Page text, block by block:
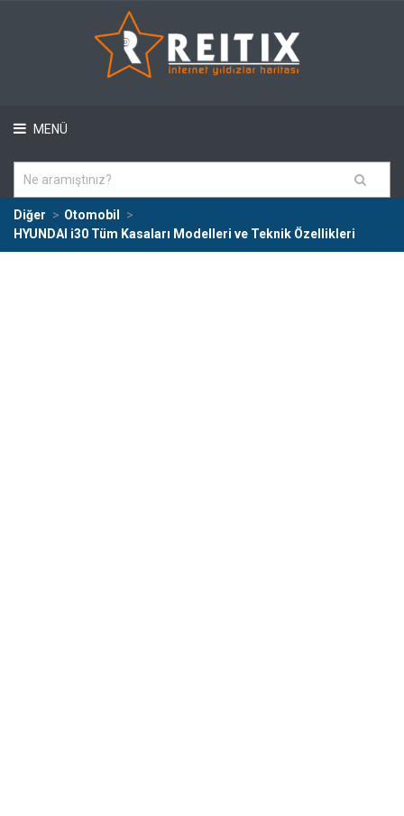
MENÜ
Diğer
Otomobil
HYUNDAI i30 Tüm Kasaları Modelleri ve Teknik Özellikleri